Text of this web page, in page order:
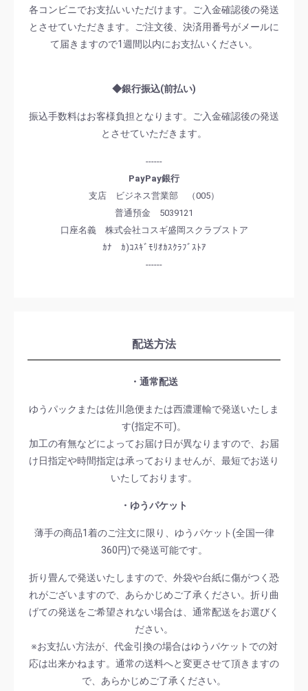
各コンビニでお支払いいただけます。ご入金確認後の発送
とさせていただきます。ご注文後、決済用番号がメールに
て届きますので1週間以内にお支払いください。
◆銀行振込(前払い)
振込手数料はお客様負担となります。ご入金確認後の発送
とさせていただきます。
------
PayPay銀行
支店 ビジネス営業部 （005）
普通預金 5039121
口座名義 株式会社コスギ盛岡スクラブストア
ｶﾅ ｶ)ｺｽｷﾞﾓﾘｵｶｽｸﾗﾌﾞｽﾄｱ
------
配送方法
・通常配送
ゆうパックまたは佐川急便または西濃運輸で発送いたしま
す(指定不可)。
加工の有無などによってお届け日が異なりますので、お届
け日指定や時間指定は承っておりませんが、最短でお送り
いたしております。
・ゆうパケット
薄手の商品1着のご注文に限り、ゆうパケット(全国一律
360円)で発送可能です。
折り畳んで発送いたしますので、外袋や台紙に傷がつく恐
れがございますので、あらかじめご了承ください。折り曲
げての発送をご希望されない場合は、通常配送をお選びく
ださい。
※お支払い方法が、代金引換の場合はゆうパケットでの対
応は出来かねます。通常の送料へと変更させて頂きますの
で、あらかじめご了承ください。